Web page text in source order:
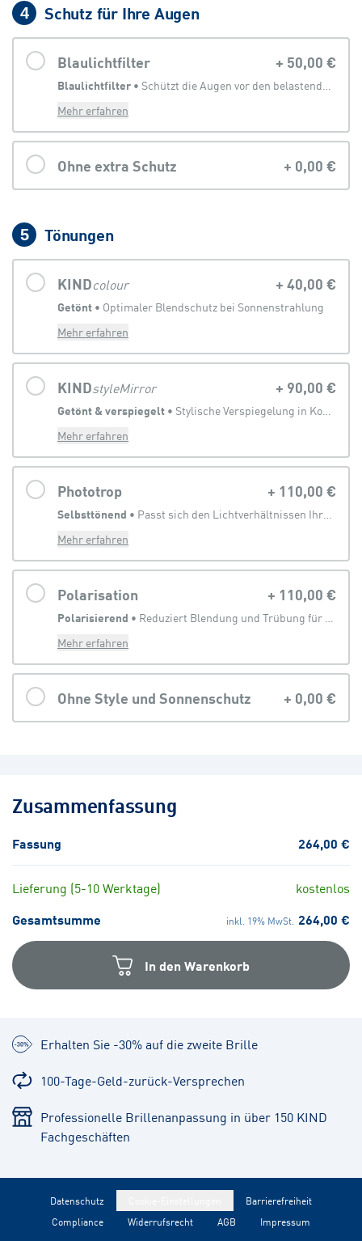
4 Schutz für Ihre Augen
Blaulichtfilter + 50,00 €
Blaulichtfilter •
Schützt die Augen vor den belastenden Anteilen des Lichtes, welches von digitalen Geräten abgegeben wird
Mehr erfahren
Ohne extra Schutz + 0,00 €
5 Tönungen
KINDcolour +40,00 €
Getönt • Optimaler Blendschutz bei Sonnenstrahlung
Mehr erfahren
KINDstyleMirror + 90,00 €
Getönt & verspiegelt •
Stylische Verspiegelung in Kombination mit Sonnenbrillentönung
Mehr erfahren
Phototrop + 110,00 €
Selbsttönend •
Passt sich den Lichtverhältnissen Ihrer Umgebung an
Mehr erfahren
Polarisation + 110,00 €
Polarisierend •
Reduziert Blendung und Trübung für eine klarere Sicht
Mehr erfahren
Ohne Style und Sonnenschutz + 0,00 €
Zusammenfassung
Fassung 264,00 €
Lieferung (5-10 Werktage)
kostenlos
Gesamtsumme
inkl. 19% MwSt. 264,00 €
In den Warenkorb
Erhalten Sie -30% auf die zweite Brille
100-Tage-Geld-zurück-Versprechen
Professionelle Brillenanpassung in über 150 KIND
Fachgeschäften
Datenschutz
Barrierefreiheit
Compliance
Widerrufsrecht AGB Impressum